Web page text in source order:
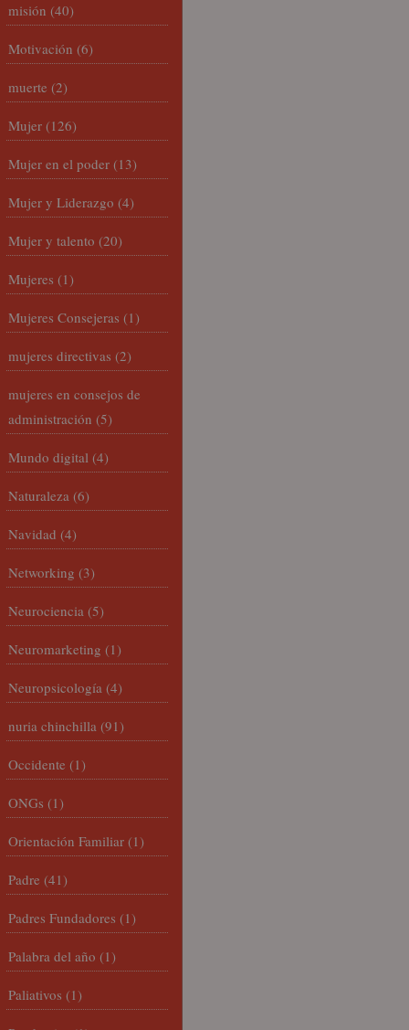
misión (40)
Motivación (6)
muerte (2)
Mujer (126)
Mujer en el poder (13)
Mujer y Liderazgo (4)
Mujer y talento (20)
Mujeres (1)
Mujeres Consejeras (1)
mujeres directivas (2)
mujeres en consejos de
administración (5)
Mundo digital (4)
Naturaleza (6)
Navidad (4)
Networking (3)
Neurociencia (5)
Neuromarketing (1)
Neuropsicología (4)
nuria chinchilla (91)
Occidente (1)
ONGs (1)
Orientación Familiar (1)
Padre (41)
Padres Fundadores (1)
Palabra del año (1)
Paliativos (1)